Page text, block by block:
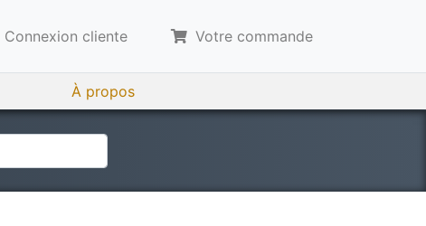
Connexion cliente Votre commande
À propos